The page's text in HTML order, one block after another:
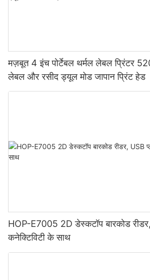
मज़बूत 4 इंच पोर्टेबल थर्मल लेबल प्रिंटर
लेबल और रसीद ड्यूल मोड जापान प्रिंट हेड
HOP-E7005 2D डेस्कटॉप बारकोड
कनेक्टिविटी के साथ